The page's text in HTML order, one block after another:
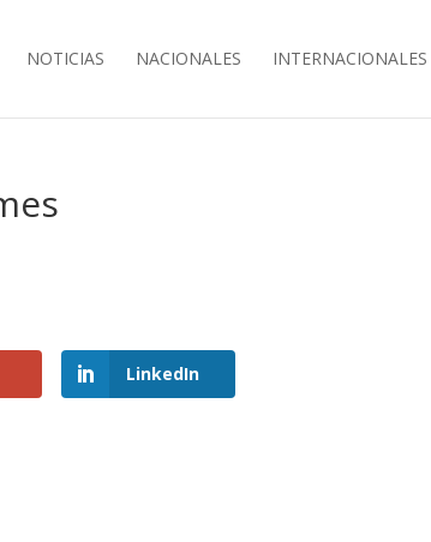
NOTICIAS NACIONALES INTERNACIONALES
LinkedIn